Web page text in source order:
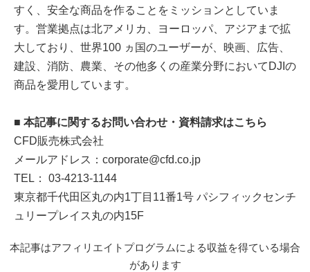
すく、安全な商品を作ることをミッションとしていま
す。営業拠点は北アメリカ、ヨーロッパ、アジアまで拡
大しており、世界100 ヵ国のユーザーが、映画、広告、
建設、消防、農業、その他多くの産業分野においてDJIの
商品を愛用しています。
■ 本記事に関するお問い合わせ・資料請求はこちら
CFD販売株式会社
メールアドレス：corporate@cfd.co.jp
TEL： 03-4213-1144
東京都千代田区丸の内1丁目11番1号 パシフィックセンチ
ュリープレイス丸の内15F
本記事はアフィリエイトプログラムによる収益を得ている場合
があります